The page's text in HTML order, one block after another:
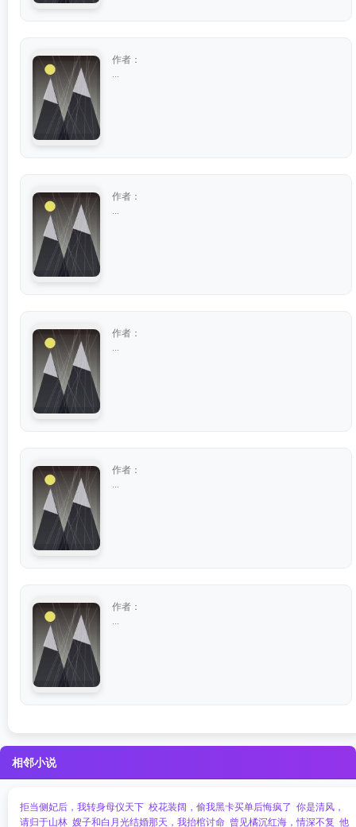
作者：
作者：
作者：
作者：
作者：
相邻小说
拒当侧妃后，我转身母仪天下 校花装阔，偷我黑卡买单后悔疯了 你是清风，
请归于山林 嫂子和白月光结婚那天，我抬棺讨命 曾见橘沉红海，情深不复 他